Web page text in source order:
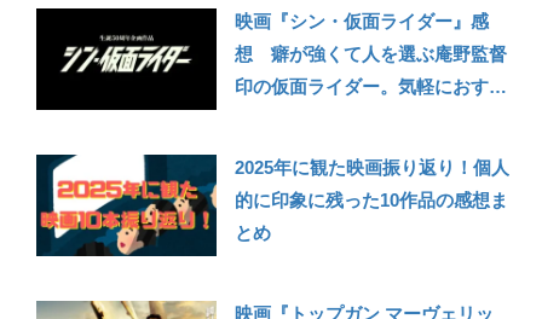
映画『シン・仮面ライダー』感
想 癖が強くて人を選ぶ庵野監督
印の仮面ライダー。気軽におすす
2025年に観た映画振り返り！個人
的に印象に残った10作品の感想ま
とめ
映画『トップガン マーヴェリッ